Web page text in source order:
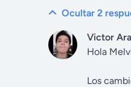
Ocultar 2
Victor
Hola
Los